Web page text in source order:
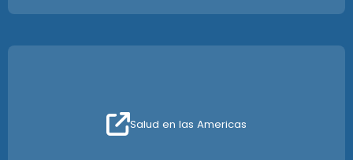
Salud en las Americas